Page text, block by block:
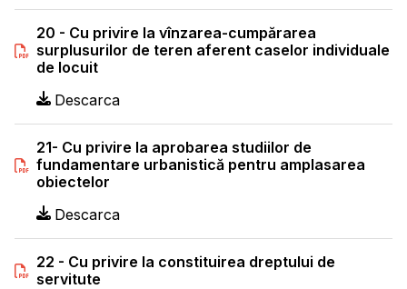
20 - Cu privire la vînzarea-cumpărarea
surplusurilor de teren aferent caselor individuale
de locuit
Descarca
21- Cu privire la aprobarea studiilor de
fundamentare urbanistică pentru amplasarea
obiectelor
Descarca
22 - Cu privire la constituirea dreptului de
servitute